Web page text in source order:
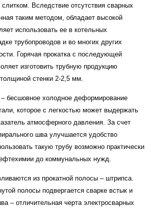
Вследствие отсутствия сварных
таким методом, обладает высокой
использовать ее в котельных
трубопроводов и во многих других
Горячая прокатка с последующей
изготовить трубную продукцию
стенки 2-2,5 мм.
– бесшовное холодное деформирование
которое с легкостью может выдержать
атмосферного давления. За счет
шва улучшается удобство
такую трубу возможно практически
до коммунальных нужд.
из прокатной полосы – штрипса.
полосы подвергается сварке встык и
– отличительная черта электросварных